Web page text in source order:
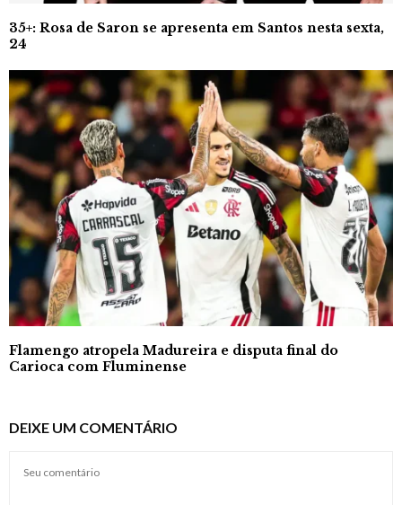
35+: Rosa de Saron se apresenta em Santos nesta sexta,
24
Flamengo atropela Madureira e disputa final do
Carioca com Fluminense
DEIXE UM COMENTÁRIO